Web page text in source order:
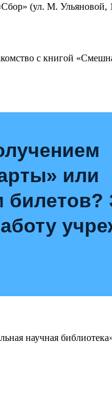
(ул. М. Ульяновой,
с книгой
или
научная